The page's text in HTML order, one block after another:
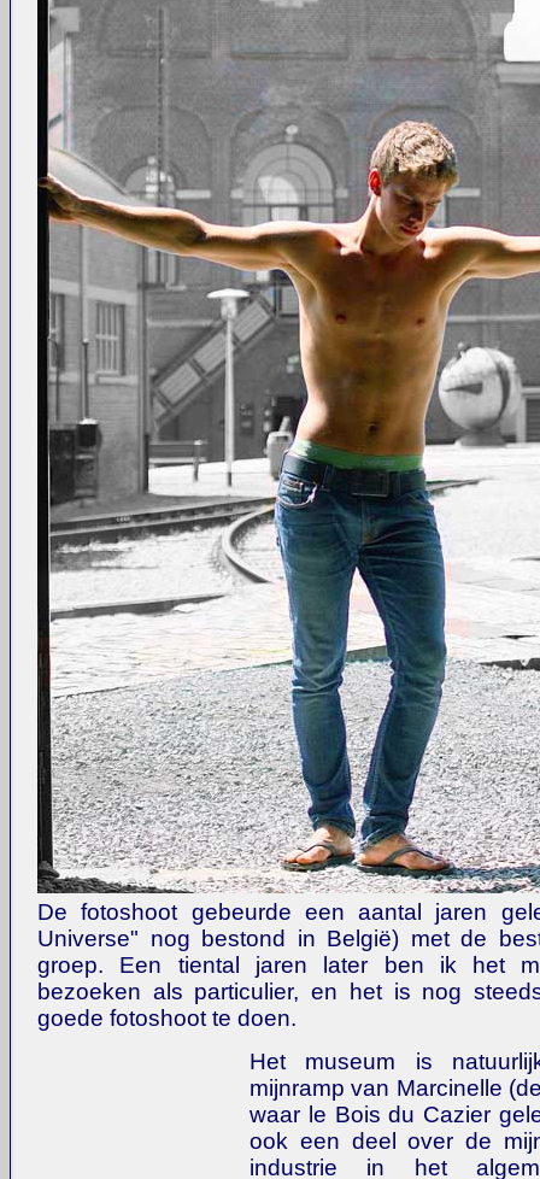
De fotoshoot gebeurde een aantal jaren
Universe" nog bestond in België) met de
groep. Een tiental jaren later ben ik het
bezoeken als particulier, en het is nog
goede fotoshoot te doen.
Het museum is
mijnramp van Marcinelle
waar le Bois du Cazier
ook een deel over de
industrie in het